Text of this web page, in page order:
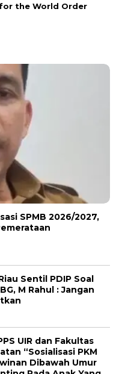
the World Order
SPMB 2026/2027,
Sentil PDIP Soal
M Rahul : Jangan
UIR dan Fakultas
“Sosialisasi PKM
Dibawah Umur